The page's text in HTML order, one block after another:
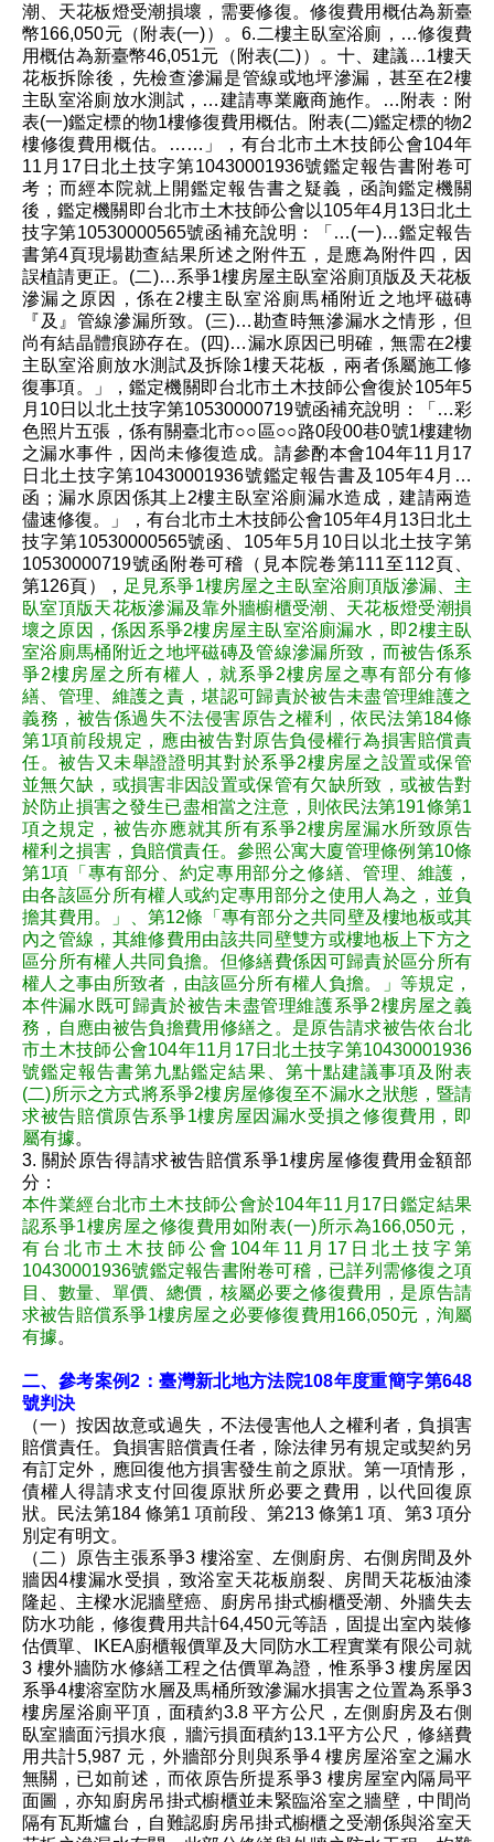
潮、天花板燈受潮損壞，需要修復。修復費用概估為新臺
幣166,050元（附表(一)）。6.二樓主臥室浴廁，…修復費
用概估為新臺幣46,051元（附表(二)）。十、建議…1樓天
花板拆除後，先檢查滲漏是管線或地坪滲漏，甚至在2樓
主臥室浴廁放水測試，…建請專業廠商施作。…附表：附
表(一)鑑定標的物1樓修復費用概估。附表(二)鑑定標的物2
樓修復費用概估。……」，有台北市土木技師公會104年
11月17日北土技字第10430001936號鑑定報告書附卷可
考；而經本院就上開鑑定報告書之疑義，函詢鑑定機關
後，鑑定機關即台北市土木技師公會以105年4月13日北土
技字第10530000565號函補充說明：「…(一)…鑑定報告
書第4頁現場勘查結果所述之附件五，是應為附件四，因
誤植請更正。(二)…系爭1樓房屋主臥室浴廁頂版及天花板
滲漏之原因，係在2樓主臥室浴廁馬桶附近之地坪磁磚
『及』管線滲漏所致。(三)…勘查時無滲漏水之情形，但
尚有結晶體痕跡存在。(四)…漏水原因已明確，無需在2樓
主臥室浴廁放水測試及拆除1樓天花板，兩者係屬施工修
復事項。」，鑑定機關即台北市土木技師公會復於105年5
月10日以北土技字第10530000719號函補充說明：「…彩
色照片五張，係有關臺北市○○區○○路0段00巷0號1樓建物
之漏水事件，因尚未修復造成。請參酌本會104年11月17
日北土技字第10430001936號鑑定報告書及105年4月…
函；漏水原因係其上2樓主臥室浴廁漏水造成，建請兩造
儘速修復。」，有台北市土木技師公會105年4月13日北土
技字第10530000565號函、105年5月10日以北土技字第
10530000719號函附卷可稽（見本院卷第111至112頁、
第126頁）， 足見系爭1樓房屋之主臥室浴廁頂版滲漏、主
臥室頂版天花板滲漏及靠外牆櫥櫃受潮、天花板燈受潮損
壞之原因，係因系爭2樓房屋主臥室浴廁漏水，即2樓主臥
室浴廁馬桶附近之地坪磁磚及管線滲漏所致，而被告係系
爭2樓房屋之所有權人，就系爭2樓房屋之專有部分有修
繕、管理、維護之責，堪認可歸責於被告未盡管理維護之
義務，被告係過失不法侵害原告之權利，依民法第184條
第1項前段規定，應由被告對原告負侵權行為損害賠償責
任。被告又未舉證證明其對於系爭2樓房屋之設置或保管
並無欠缺，或損害非因設置或保管有欠缺所致，或被告對
於防止損害之發生已盡相當之注意，則依民法第191條第1
項之規定，被告亦應就其所有系爭2樓房屋漏水所致原告
權利之損害，負賠償責任。參照公寓大廈管理條例第10條
第1項「專有部分、約定專用部分之修繕、管理、維護，
由各該區分所有權人或約定專用部分之使用人為之，並負
擔其費用。」、第12條「專有部分之共同壁及樓地板或其
內之管線，其維修費用由該共同壁雙方或樓地板上下方之
區分所有權人共同負擔。但修繕費係因可歸責於區分所有
權人之事由所致者，由該區分所有權人負擔。」等規定，
本件漏水既可歸責於被告未盡管理維護系爭2樓房屋之義
務，自應由被告負擔費用修繕之。是原告請求被告依台北
市土木技師公會104年11月17日北土技字第10430001936
號鑑定報告書第九點鑑定結果、第十點建議事項及附表
(二)所示之方式將系爭2樓房屋修復至不漏水之狀態，暨請
求被告賠償原告系爭1樓房屋因漏水受損之修復費用，即
屬有據。
3. 關於原告得請求被告賠償系爭1樓房屋修復費用金額部
分：
本件業經台北市土木技師公會於104年11月17日鑑定結果
認系爭1樓房屋之修復費用如附表(一)所示為166,050元，
有台北市土木技師公會104年11月17日北土技字第
10430001936號鑑定報告書附卷可稽，已詳列需修復之項
目、數量、單價、總價，核屬必要之修復費用，是原告請
求被告賠償系爭1樓房屋之必要修復費用166,050元，洵屬
有據。
二、參考案例2：臺灣新北地方法院108年度重簡字第648
號判決
（一）按因故意或過失，不法侵害他人之權利者，負損害
賠償責任。負損害賠償責任者，除法律另有規定或契約另
有訂定外，應回復他方損害發生前之原狀。第一項情形，
債權人得請求支付回復原狀所必要之費用，以代回復原
狀。民法第184 條第1 項前段、第213 條第1 項、第3 項分
別定有明文。
（二）原告主張系爭3 樓浴室、左側廚房、右側房間及外
牆因4樓漏水受損，致浴室天花板崩裂、房間天花板油漆
隆起、主樑水泥牆壁癌、廚房吊掛式櫥櫃受潮、外牆失去
防水功能，修復費用共計64,450元等語，固提出室內裝修
估價單、IKEA廚櫃報價單及大同防水工程實業有限公司就
3 樓外牆防水修繕工程之估價單為證，惟系爭3 樓房屋因
系爭4樓溶室防水層及馬桶所致滲漏水損害之位置為系爭3
樓房屋浴廁平頂，面積約3.8 平方公尺，左側廚房及右側
臥室牆面污損水痕，牆污損面積約13.1平方公尺，修繕費
用共計5,987 元，外牆部分則與系爭4 樓房屋浴室之漏水
無關，已如前述，而依原告所提系爭3 樓房屋室內隔局平
面圖，亦知廚房吊掛式櫥櫃並未緊臨浴室之牆壁，中間尚
隔有瓦斯爐台，自難認廚房吊掛式櫥櫃之受潮係與浴室天